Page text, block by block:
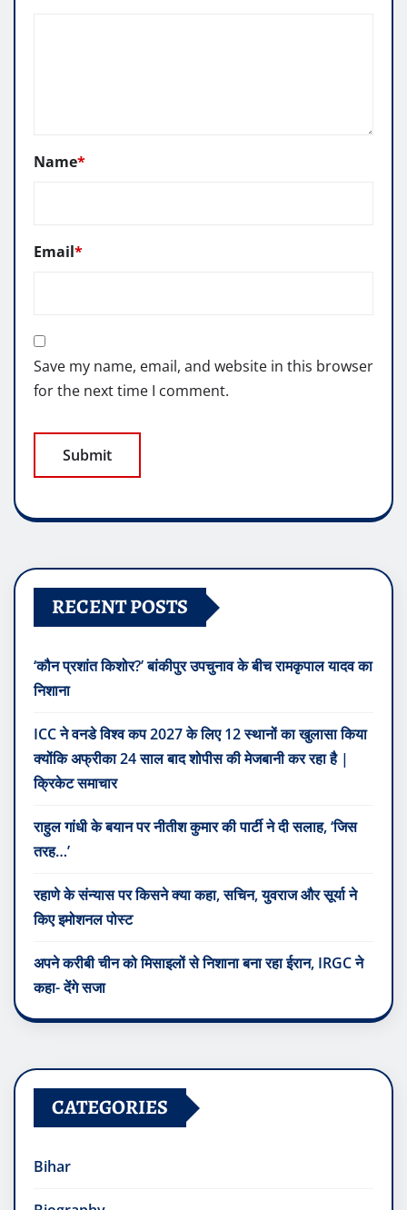
Name*
Email*
Save my name, email, and website in this browser
for the next time I comment.
RECENT POSTS
‘कौन प्रशांत किशोर?’ बांकीपुर उपचुनाव के बीच रामकृपाल यादव का
निशाना
ICC ने वनडे विश्व कप 2027 के लिए 12 स्थानों का खुलासा किया
क्योंकि अफ्रीका 24 साल बाद शोपीस की मेजबानी कर रहा है |
क्रिकेट समाचार
राहुल गांधी के बयान पर नीतीश कुमार की पार्टी ने दी सलाह, ‘जिस
तरह…’
रहाणे के संन्यास पर किसने क्या कहा, सचिन, युवराज और सूर्या ने
किए इमोशनल पोस्ट
अपने करीबी चीन को मिसाइलों से निशाना बना रहा ईरान, IRGC ने
कहा- देंगे सजा
CATEGORIES
Bihar